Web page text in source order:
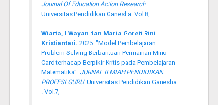
Journal Of Education Action Research.
Universitas Pendidikan Ganesha. Vol.8,
Wiarta, I Wayan dan Maria Goreti Rini
Kristiantari. 2025. "Model Pembelajaran
Problem Solving Berbantuan Permainan Mino
Card terhadap Berpikir Kritis pada Pembelajaran
Matematika". JURNAL ILMIAH PENDIDIKAN
PROFESI GURU. Universitas Pendidikan Ganesha
. Vol.7,